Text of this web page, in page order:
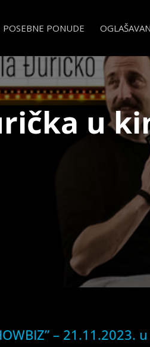
POSEBNE PONUDE
u
– 21.11.2023.